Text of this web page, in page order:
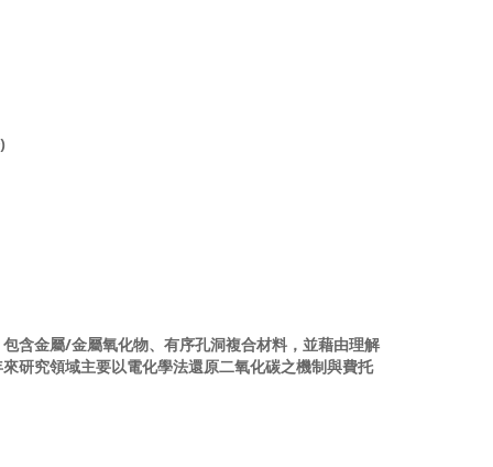
含金屬/金屬氧化物、有序孔洞複合材料，並藉由理解
研究領域主要以電化學法還原二氧化碳之機制與費托